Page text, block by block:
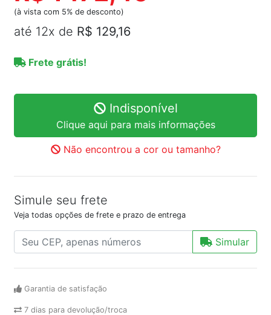
(à vista com 5% de desconto)
até 12x de R$ 129,16
Frete grátis!
Indisponível
Clique aqui para mais informações
Não encontrou a cor ou tamanho?
Simule seu frete
Veja todas opções de frete e prazo de entrega
Simular
Garantia de satisfação
7 dias para devolução/troca